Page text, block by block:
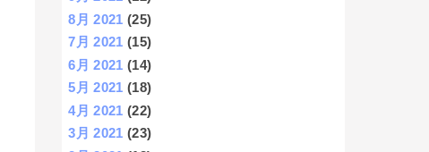
8月 2021 (25)
7月 2021 (15)
6月 2021 (14)
5月 2021 (18)
4月 2021 (22)
3月 2021 (23)